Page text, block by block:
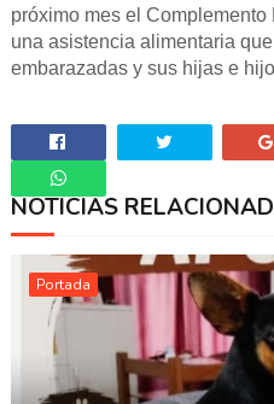
próximo mes el
una asistencia alimentaria
embarazadas y sus hijas e
Whatsapp
NOTICIAS
Portada